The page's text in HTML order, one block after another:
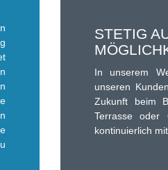
STETIG
In unserem
unseren
Zukunft beim
Terrasse oder
kontinuierlich